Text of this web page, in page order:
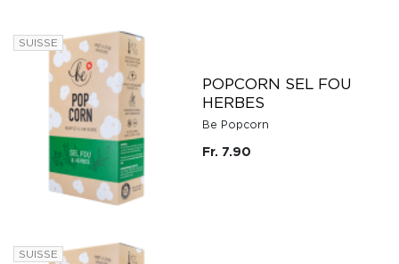
SUISSE
POPCORN SEL FOU
HERBES
Be Popcorn
Fr. 7.90
SUISSE